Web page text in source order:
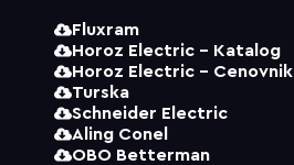
Fluxram
Horoz Electric - Katalog
Horoz Electric - Cenovnik
Turska
Schneider Electric
Aling Conel
OBO Betterman